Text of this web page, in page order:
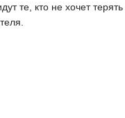
те, кто не хочет терять